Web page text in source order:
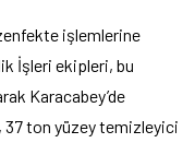
işlemlerine
İşleri ekipleri, bu
Karacabey’de
37 ton yüzey temizleyici